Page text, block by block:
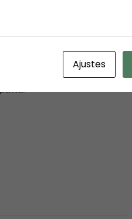
20.000 referencias de
mejores precios!
𝗲𝗹 𝗽𝗿𝗲𝗰𝗶𝗼 𝗱𝗲 𝗹𝗶𝗯𝗿𝗼𝘀
Ajustes